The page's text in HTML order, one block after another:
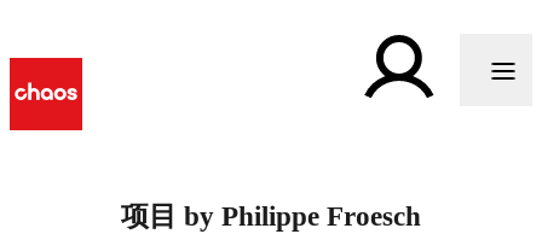
项目 by Philippe Froesch